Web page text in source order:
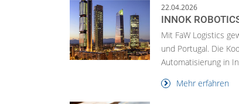
22.04.2026
INNOK
Mit FaW Logistics
und Portugal. Die
Automatisierung in
Mehr erfahren